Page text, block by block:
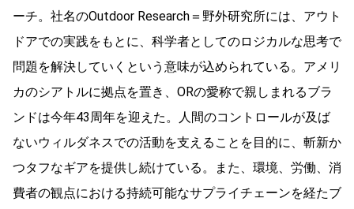
ーチ。社名のOutdoor Research＝野外研究所には、アウト
ドアでの実践をもとに、科学者としてのロジカルな思考で
問題を解決していくという意味が込められている。アメリ
カのシアトルに拠点を置き、ORの愛称で親しまれるブラ
ンドは今年43周年を迎えた。人間のコントロールが及ば
ないウィルダネスでの活動を支えることを目的に、斬新か
つタフなギアを提供し続けている。また、環境、労働、消
費者の観点における持続可能なサプライチェーンを経たブ